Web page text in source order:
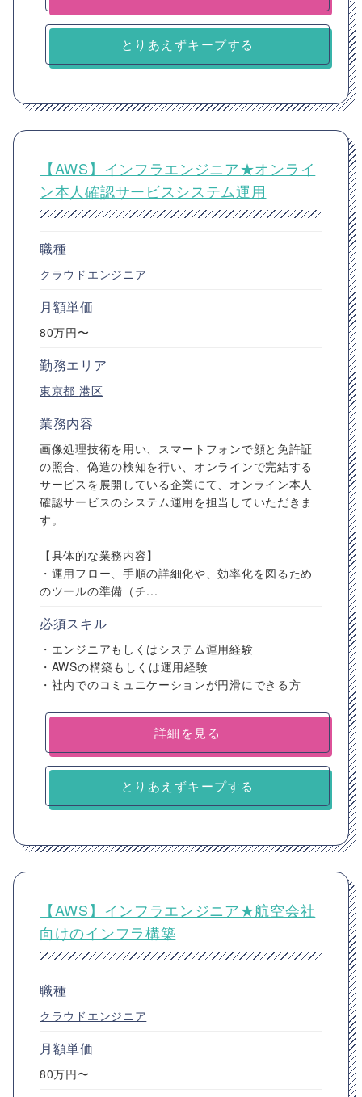
とりあえずキープする
【AWS】インフラエンジニア★オンライ
ン本人確認サービスシステム運用
職種
クラウドエンジニア
月額単価
80万円〜
勤務エリア
東京都 港区
業務内容
画像処理技術を用い、スマートフォンで顔と免許証
の照合、偽造の検知を行い、オンラインで完結する
サービスを展開している企業にて、オンライン本人
確認サービスのシステム運用を担当していただきま
す。
【具体的な業務内容】
・運用フロー、手順の詳細化や、効率化を図るため
のツールの準備（チ...
必須スキル
・エンジニアもしくはシステム運用経験
・AWSの構築もしくは運用経験
・社内でのコミュニケーションが円滑にできる方
詳細を見る
とりあえずキープする
【AWS】インフラエンジニア★航空会社
向けのインフラ構築
職種
クラウドエンジニア
月額単価
80万円〜